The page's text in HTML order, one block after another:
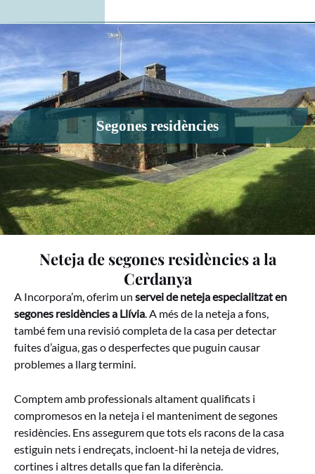
Segones residències
Neteja de segones residències a la
Cerdanya
A Incorpora’m, oferim un servei de neteja especialitzat en
segones residències a Llívia . A més de la neteja a fons,
també fem una revisió completa de la casa per detectar
fuites d’aigua, gas o desperfectes que puguin causar
problemes a llarg termini.
Comptem amb professionals altament qualificats i
compromesos en la neteja i el manteniment de segones
residències. Ens assegurem que tots els racons de la casa
estiguin nets i endreçats, incloent-hi la neteja de vidres,
cortines i altres detalls que fan la diferència.